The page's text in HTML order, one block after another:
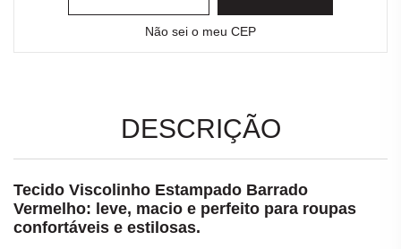
Não sei o meu CEP
DESCRIÇÃO
Tecido Viscolinho Estampado Barrado
Vermelho: leve, macio e perfeito para roupas
confortáveis e estilosas.